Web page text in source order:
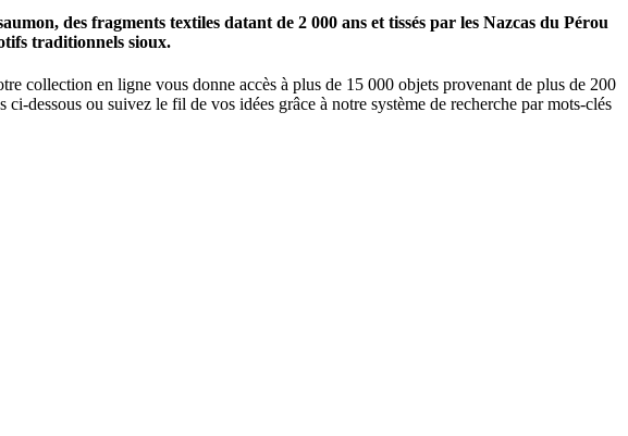
des fragments textiles datant de 2 000 ans et tissés par les Nazcas du Pérou
traditionnels sioux.
collection en ligne vous donne accès à plus de 15 000 objets provenant de plus de 200
dessous ou suivez le fil de vos idées grâce à notre système de recherche par mots-clés